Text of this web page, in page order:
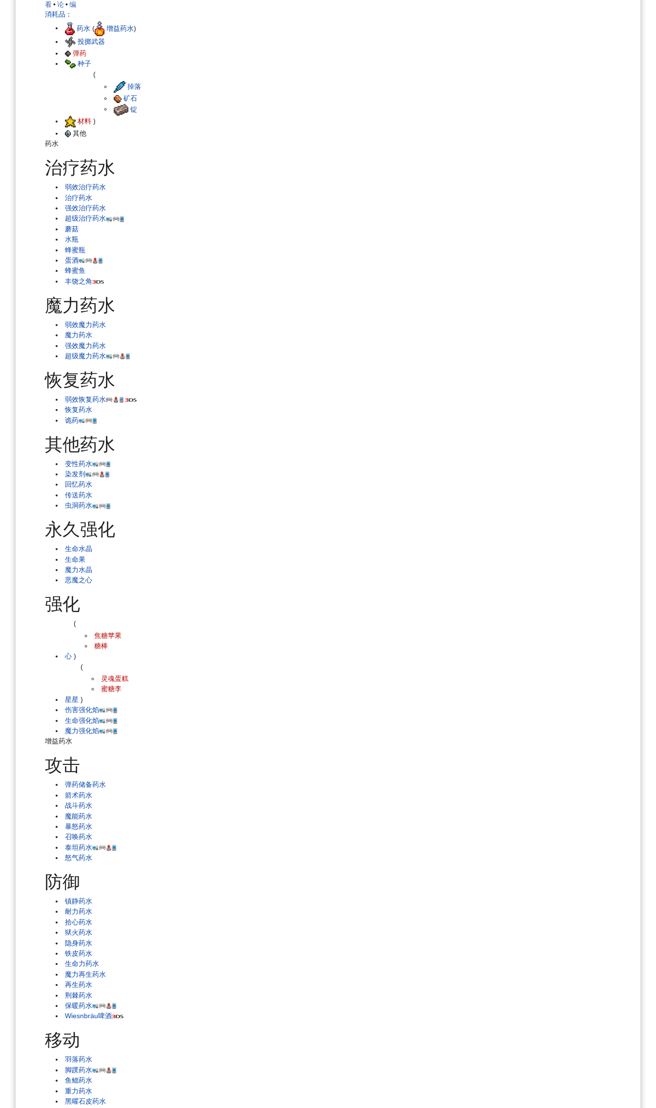
看•论•编
消耗品 ：
药水 ( 增益药水)
投掷武器
弹药
种子
材料
(
掉落
矿石
锭
)
其他
药水
治疗药水
弱效治疗药水
治疗药水
强效治疗药水
超级治疗药水
蘑菇
水瓶
蜂蜜瓶
蛋酒
蜂蜜鱼
丰饶之角
魔力药水
弱效魔力药水
魔力药水
强效魔力药水
超级魔力药水
恢复药水
弱效恢复药水
恢复药水
诡药
其他药水
变性药水
染发剂
回忆药水
传送药水
虫洞药水
永久强化
生命水晶
生命果
魔力水晶
恶魔之心
强化
心
(
焦糖苹果
糖棒
)
星星
(
灵魂蛋糕
蜜糖李
)
伤害强化焰
生命强化焰
魔力强化焰
增益药水
攻击
弹药储备药水
箭术药水
战斗药水
魔能药水
暴怒药水
召唤药水
泰坦药水
怒气药水
防御
镇静药水
耐力药水
拾心药水
狱火药水
隐身药水
铁皮药水
生命力药水
魔力再生药水
再生药水
荆棘药水
保暖药水
Wiesnbräu啤酒
移动
羽落药水
脚蹼药水
鱼鳃药水
重力药水
黑曜石皮药水